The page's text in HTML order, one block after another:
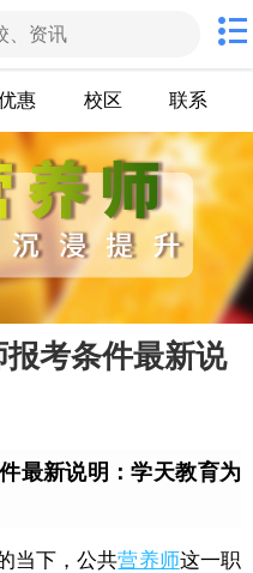
惠 校区 联系
报考条件最新说
最新说明：学天教育为
当下，公共营养师这一职